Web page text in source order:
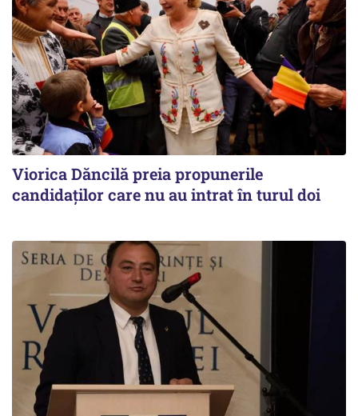
Viorica Dăncilă preia propunerile
candidaților care nu au intrat în turul doi